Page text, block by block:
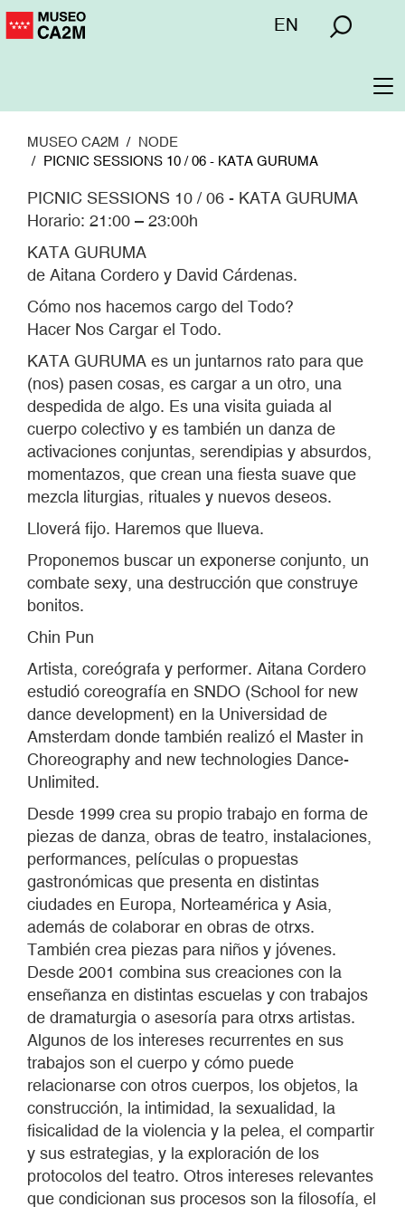
Pasar
Menú
EN
MUSEO CA2M
NODE
PICNIC SESSIONS 10 / 06 - KATA GURUMA
PICNIC SESSIONS 10 / 06 - KATA GURUMA
Horario: 21:00 – 23:00h
KATA GURUMA
de Aitana Cordero y David Cárdenas.
Cómo nos hacemos cargo del Todo?
Hacer Nos Cargar el Todo.
KATA GURUMA es un juntarnos rato para que
(nos) pasen cosas, es cargar a un otro, una
despedida de algo. Es una visita guiada al
cuerpo colectivo y es también un danza de
activaciones conjuntas, serendipias y absurdos,
momentazos, que crean una fiesta suave que
mezcla liturgias, rituales y nuevos deseos.
Lloverá fijo. Haremos que llueva.
Proponemos buscar un exponerse conjunto, un
combate sexy, una destrucción que construye
bonitos.
Chin Pun
Artista, coreógrafa y performer. Aitana Cordero
estudió coreografía en SNDO (School for new
dance development) en la Universidad de
Amsterdam donde también realizó el Master in
Choreography and new technologies Dance-
Unlimited.
Desde 1999 crea su propio trabajo en forma de
piezas de danza, obras de teatro, instalaciones,
performances, películas o propuestas
gastronómicas que presenta en distintas
ciudades en Europa, Norteamérica y Asia,
además de colaborar en obras de otrxs.
También crea piezas para niños y jóvenes.
Desde 2001 combina sus creaciones con la
enseñanza en distintas escuelas y con trabajos
de dramaturgia o asesoría para otrxs artistas.
Algunos de los intereses recurrentes en sus
trabajos son el cuerpo y cómo puede
relacionarse con otros cuerpos, los objetos, la
construcción, la intimidad, la sexualidad, la
fisicalidad de la violencia y la pelea, el compartir
y sus estrategias, y la exploración de los
protocolos del teatro. Otros intereses relevantes
que condicionan sus procesos son la filosofía, el